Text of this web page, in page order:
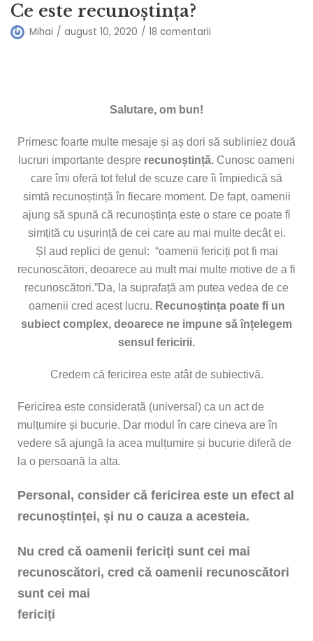
Ce este recunoștința?
Mihai august 10, 2020 18 comentarii
Salutare, om bun!
Primesc foarte multe mesaje și aș dori să subliniez două
lucruri importante despre recunoștință. Cunosc oameni
care îmi oferă tot felul de scuze care îi împiedică să
simtă recunoștință în fiecare moment. De fapt, oamenii
ajung să spună că recunoștința este o stare ce poate fi
simțită cu ușurință de cei care au mai multe decât ei.
ȘI aud replici de genul: “oamenii fericiți pot fi mai
recunoscători, deoarece au mult mai multe motive de a fi
recunoscători.”Da, la suprafață am putea vedea de ce
oamenii cred acest lucru. Recunoștința poate fi un
subiect complex, deoarece ne impune să înțelegem
sensul fericirii.
Credem că fericirea este atât de subiectivă.
Fericirea este considerată (universal) ca un act de
mulțumire și bucurie. Dar modul în care cineva are în
vedere să ajungă la acea mulțumire și bucurie diferă de
la o persoană la alta.
Personal, consider că fericirea este un efect al
recunoștinței, și nu o cauza a acesteia.
Nu cred că oamenii fericiți sunt cei mai
recunoscători, cred că oamenii recunoscători
sunt cei mai
fericiți